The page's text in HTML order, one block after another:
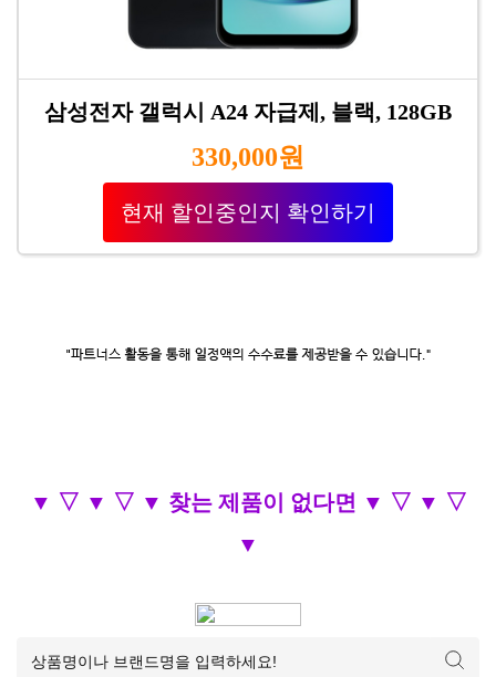
삼성전자 갤럭시 A24 자급제, 블랙, 128GB
330,000원
현재 할인중인지 확인하기
▼ ▽ ▼ ▽ ▼ 찾는 제품이 없다면 ▼ ▽ ▼ ▽
▼